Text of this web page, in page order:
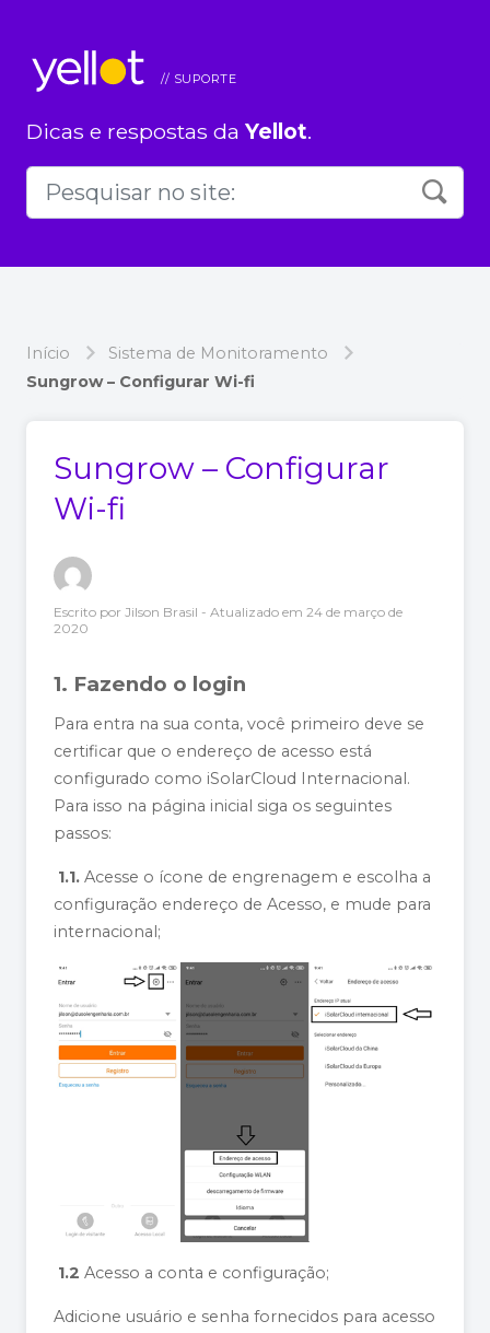
Dicas e respostas da Yellot.
Início
Sistema de Monitoramento
Sungrow – Configurar Wi-fi
Sungrow – Configurar
Wi-fi
Escrito por Jilson Brasil - Atualizado em 24 de março de
2020
1. Fazendo o login
Para entra na sua conta, você primeiro deve se
certificar que o endereço de acesso está
configurado como iSolarCloud Internacional.
Para isso na página inicial siga os seguintes
passos:
1.1. Acesse o ícone de engrenagem e escolha a
configuração endereço de Acesso, e mude para
internacional;
1.2 Acesso a conta e configuração;
Adicione usuário e senha fornecidos para acesso